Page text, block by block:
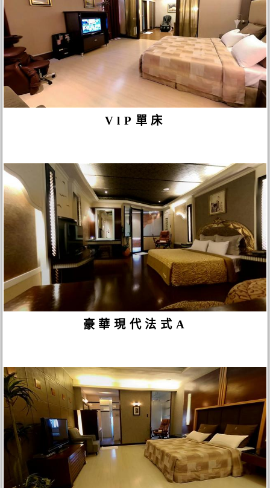
VlP單床
豪華現代法式A